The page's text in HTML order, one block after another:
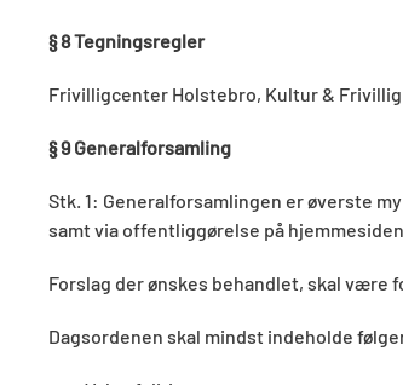
§ 8 Tegningsregler
Frivilligcenter Holstebro, Kultur &
§9 Generalforsamling
Stk. 1: Generalforsamlingen er øverste
samt via offentliggørelse på
Forslag der ønskes behandlet, skal være
Dagsordenen skal mindst indeholde